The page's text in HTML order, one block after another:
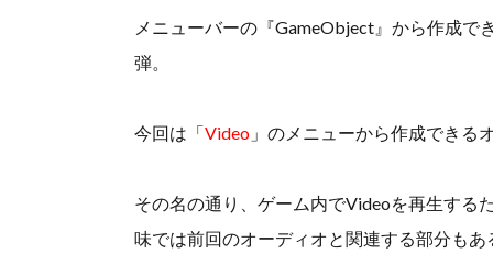
メニューバーの『GameObject』から作成
弾。
今回は「Video 」のメニューから作成できる
その名の通り、ゲーム内でVideoを再生する
味では前回のオーディオと関連する部分もあ